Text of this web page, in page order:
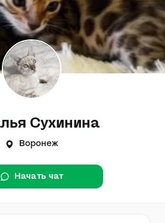
Сухинина
Воронеж
Начать чат